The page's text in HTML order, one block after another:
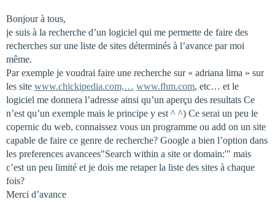
Bonjour à tous,
je suis à la recherche d’un logiciel qui me permette de faire des
recherches sur une liste de sites déterminés à l’avance par moi
même.
Par exemple je voudrai faire une recherche sur « adriana lima » sur
les site www.chickipedia.com,… www.fhm.com, etc… et le
logiciel me donnera l’adresse ainsi qu’un aperçu des resultats Ce
n’est qu’un exemple mais le principe y est ^ ^) Ce serai un peu le
copernic du web, connaissez vous un programme ou add on un site
capable de faire ce genre de recherche? Google a bien l’option dans
les preferences avancees"Search within a site or domain:'" mais
c’est un peu limité et je dois me retaper la liste des sites à chaque
fois?
Merci d’avance